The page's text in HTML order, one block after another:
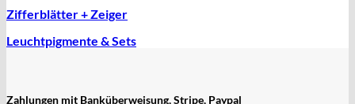
Zifferblätter + Zeiger
Leuchtpigmente & Sets
Zahlungen mit Banküberweisung, Stripe, Paypal